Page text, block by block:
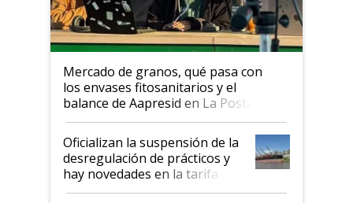
Mercado de granos, qué pasa con
los envases fitosanitarios y el
balance de Aapresid en La Posta
Oficializan la suspensión de la
desregulación de prácticos y
hay novedades en la tarifa de
la hidrovía